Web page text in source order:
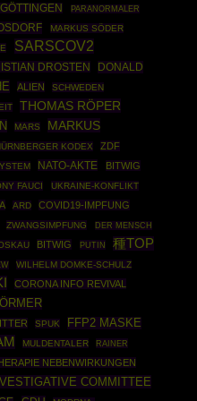
PARANORMALER
MARKUS SÖDER
SARSCOV2
DROSTEN
DONALD
ALIEN SCHWEDEN
THOMAS RÖPER
MARS MARKUS
KODEX ZDF
NATO-AKTE BITWIG
FAUCI UKRAINE-KONFLIKT
ARD COVID19-IMPFUNG
ZWANGSIMPFUNG DER MENSCH
BITWIG PUTIN
種TOP
WILHELM DOMKE-SCHULZ
CORONA INFO REVIVAL
SPUK FFP2 MASKE
MULDENTALER
RAINER
NEBENWIRKUNGEN
COMMITTEE